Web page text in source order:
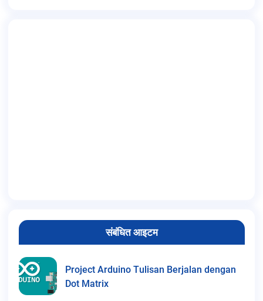
संबंधित आइटम
Project Arduino Tulisan Berjalan dengan
Dot Matrix